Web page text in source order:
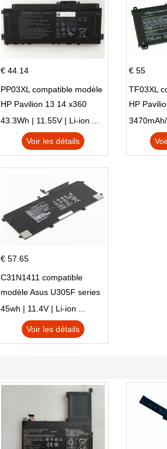
€ 44.14
PP03XL compatible modèle
HP Pavilion 13 14 x360
L83388-AC1 L83388-421
HSTNN-LB8S M01118-421
M01144-005 13-BB 14-DV
43.3Wh | 11.55V | Li-ion ...
Voir les détails
€ 55
TF03XL
HP
€ 57.65
C31N1411 compatible
modèle Asus U305F series
45wh | 11.4V | Li-ion ...
Voir les détails